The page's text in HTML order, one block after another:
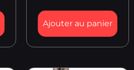
Ajouter au panier